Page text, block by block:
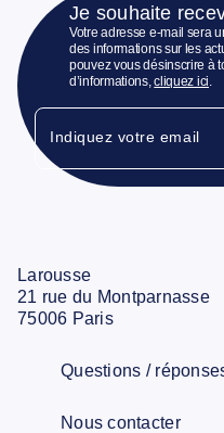
Je souhaite
Votre adresse e-mail sera
des informations sur les
pouvez vous désinscrire à
d’informations,cliquez ici
Indiquez votre email
Larousse
21 rue du Montparnasse
75006 Paris
Questions /
Nous contacter